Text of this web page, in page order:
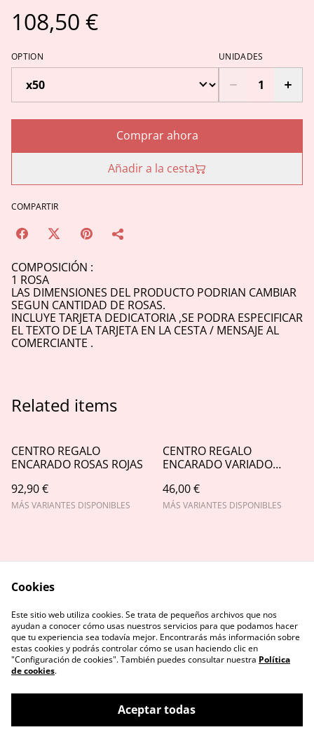
108,50 €
OPTION UNIDADES
Comprar ahora
Añadir a la cesta
COMPARTIR
COMPOSICIÓN :
1 ROSA
LAS DIMENSIONES DEL PRODUCTO PODRIAN CAMBIAR
SEGUN CANTIDAD DE ROSAS.
INCLUYE TARJETA DEDICATORIA ,SE PODRA ESPECIFICAR
EL TEXTO DE LA TARJETA EN LA CESTA / MENSAJE AL
COMERCIANTE .
Related items
CENTRO REGALO
ENCARADO ROSAS ROJAS
92,90 €
MÁS VARIANTES DISPONIBLES
CENTRO REGALO
ENCARADO VARIADO
46,00 €
MÁS VARIANTES DISPONIBLES
Contact Us
Legal Terms
Privacy Policy
Cookie Policy
Cookies
Este sitio web utiliza cookies. Se trata de pequeños archivos que nos
ayudan a conocer cómo usas nuestros servicios para que podamos hacer
que tu experiencia sea todavía mejor. Encontrarás más información sobre
estas cookies y podrás controlar cómo se usan haciendo clic en
"Configuración de cookies". También puedes consultar nuestra Política
de cookies.
Aceptar todas